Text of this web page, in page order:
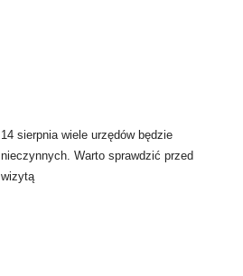
14 sierpnia wiele urzędów będzie
nieczynnych. Warto sprawdzić przed
wizytą